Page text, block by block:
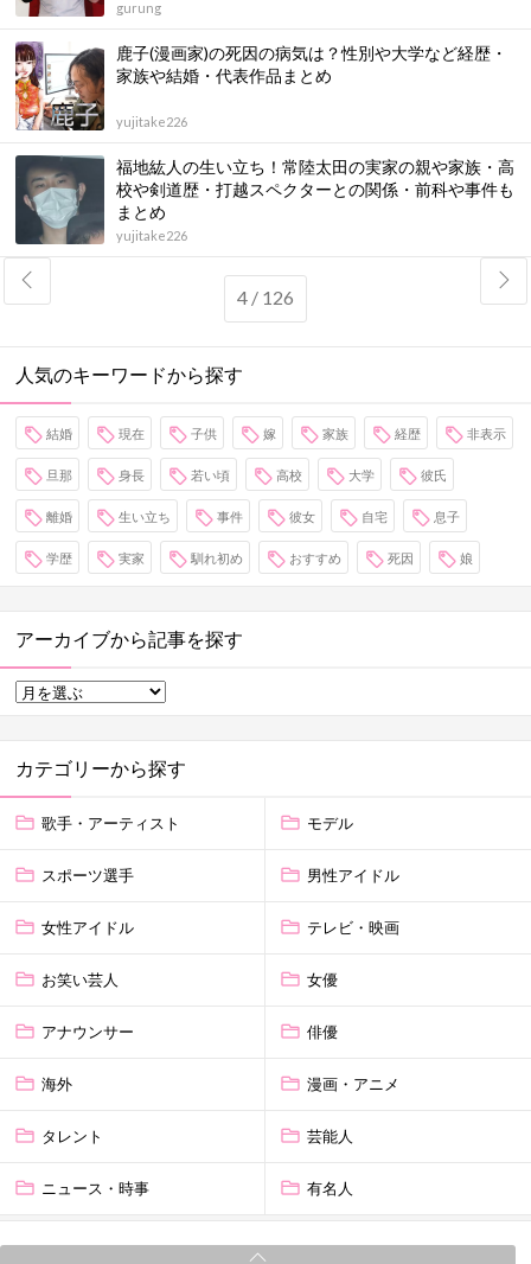
gurung
鹿子(漫画家)の死因の病気は？性別や大学など経歴・
家族や結婚・代表作品まとめ
yujitake226
福地紘人の生い立ち！常陸太田の実家の親や家族・高
校や剣道歴・打越スペクターとの関係・前科や事件も
まとめ
yujitake226
4 / 126
人気のキーワードから探す
結婚 現在 子供 嫁 家族 経歴 非表示
旦那 身長 若い頃 高校 大学 彼氏
離婚 生い立ち 事件 彼女 自宅 息子
学歴 実家 馴れ初め おすすめ 死因 娘
アーカイブから記事を探す
カテゴリーから探す
歌手・アーティスト モデル
スポーツ選手 男性アイドル
女性アイドル テレビ・映画
お笑い芸人 女優
アナウンサー 俳優
海外 漫画・アニメ
タレント 芸能人
ニュース・時事 有名人